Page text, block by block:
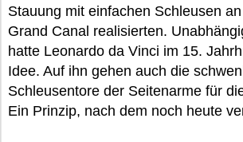
Stauung mit einfachen Schleusen
Grand Canal realisierten.
hatte Leonardo da Vinci im 15.
Idee. Auf ihn gehen auch die
Schleusentore der Seitenarme für
Ein Prinzip, nach dem noch heute